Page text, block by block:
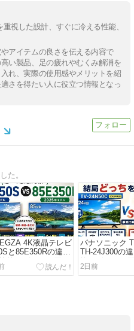
視した設計、すぐに冷える性能、
アイテムの良さを伝える内容で
い製品、足の疲れやむくみ解消を
れ、実際の使用感やメリットを紹
さを得たい人に役立つ情報となっ
た。
4K液晶テレビ
と85E350Rの違い
較レビュー｜買う
ちがおすすめ？
パナソニック
TH-24J300の
較レビュー｜
ちがおすすめ？
2日前